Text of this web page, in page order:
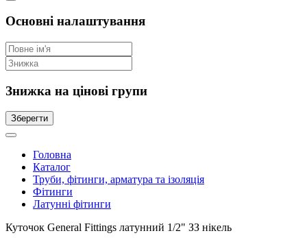
Основні налаштування
Знижка на цінові групи
Зберегти
Головна
Каталог
Труби, фітинги, арматура та ізоляція
Фітинги
Латунні фітинги
Куточок General Fittings латунний 1/2" ЗЗ нікель